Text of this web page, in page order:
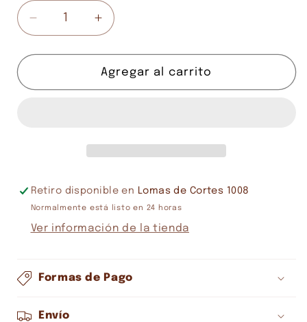
Reducir
cantidad
para
WARHAMMER
AGE
OF
EMPIRES
Aumentar
cantidad
para
WARHAMMER
AGE
OF
EMPIRES
Agregar al carrito
Retiro disponible en Lomas de Cortes 1008
Normalmente está listo en 24 horas
Ver información de la tienda
Formas de Pago
Envío